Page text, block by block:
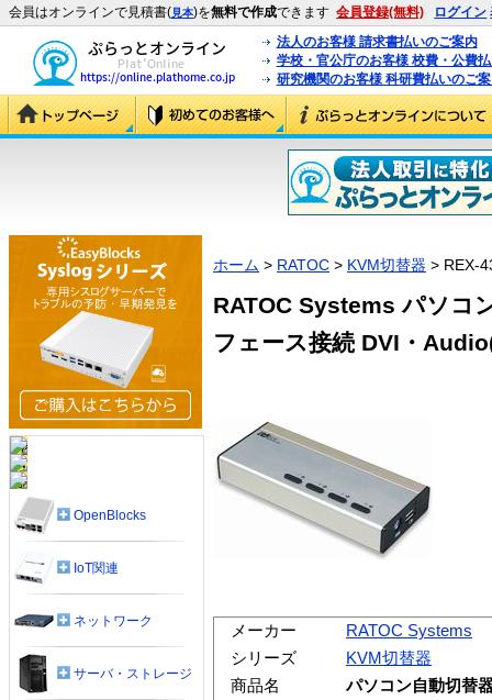
会員はオンラインで見積書(見本)を無料で作成できます 会員登録(無料) ログイン
法人のお客様 請求書払いのご案内
学校・官公庁のお客様 校費・公費
研究機関のお客様 科研費払いのご
ホーム > RATOC > KVM切替器 > REX-
RATOC Systems パソコ
フェース接続 DVI・
メーカー
RATOC Systems
シリーズ
KVM切替器
商品名
パソコン自動切替
OpenBlocks
IoT関連
ネットワーク
サーバ・ストレージ